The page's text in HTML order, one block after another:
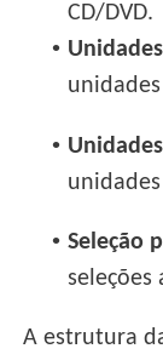
CD/DVD.
•
•
• Seleção
seleções
A estrutura